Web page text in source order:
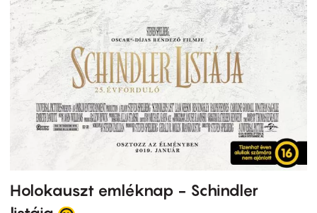
Holokauszt emléknap - Schindler